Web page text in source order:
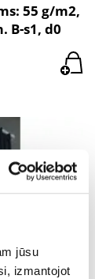
jūsu
izmantojot
55 g/m2,
B-s1, d0